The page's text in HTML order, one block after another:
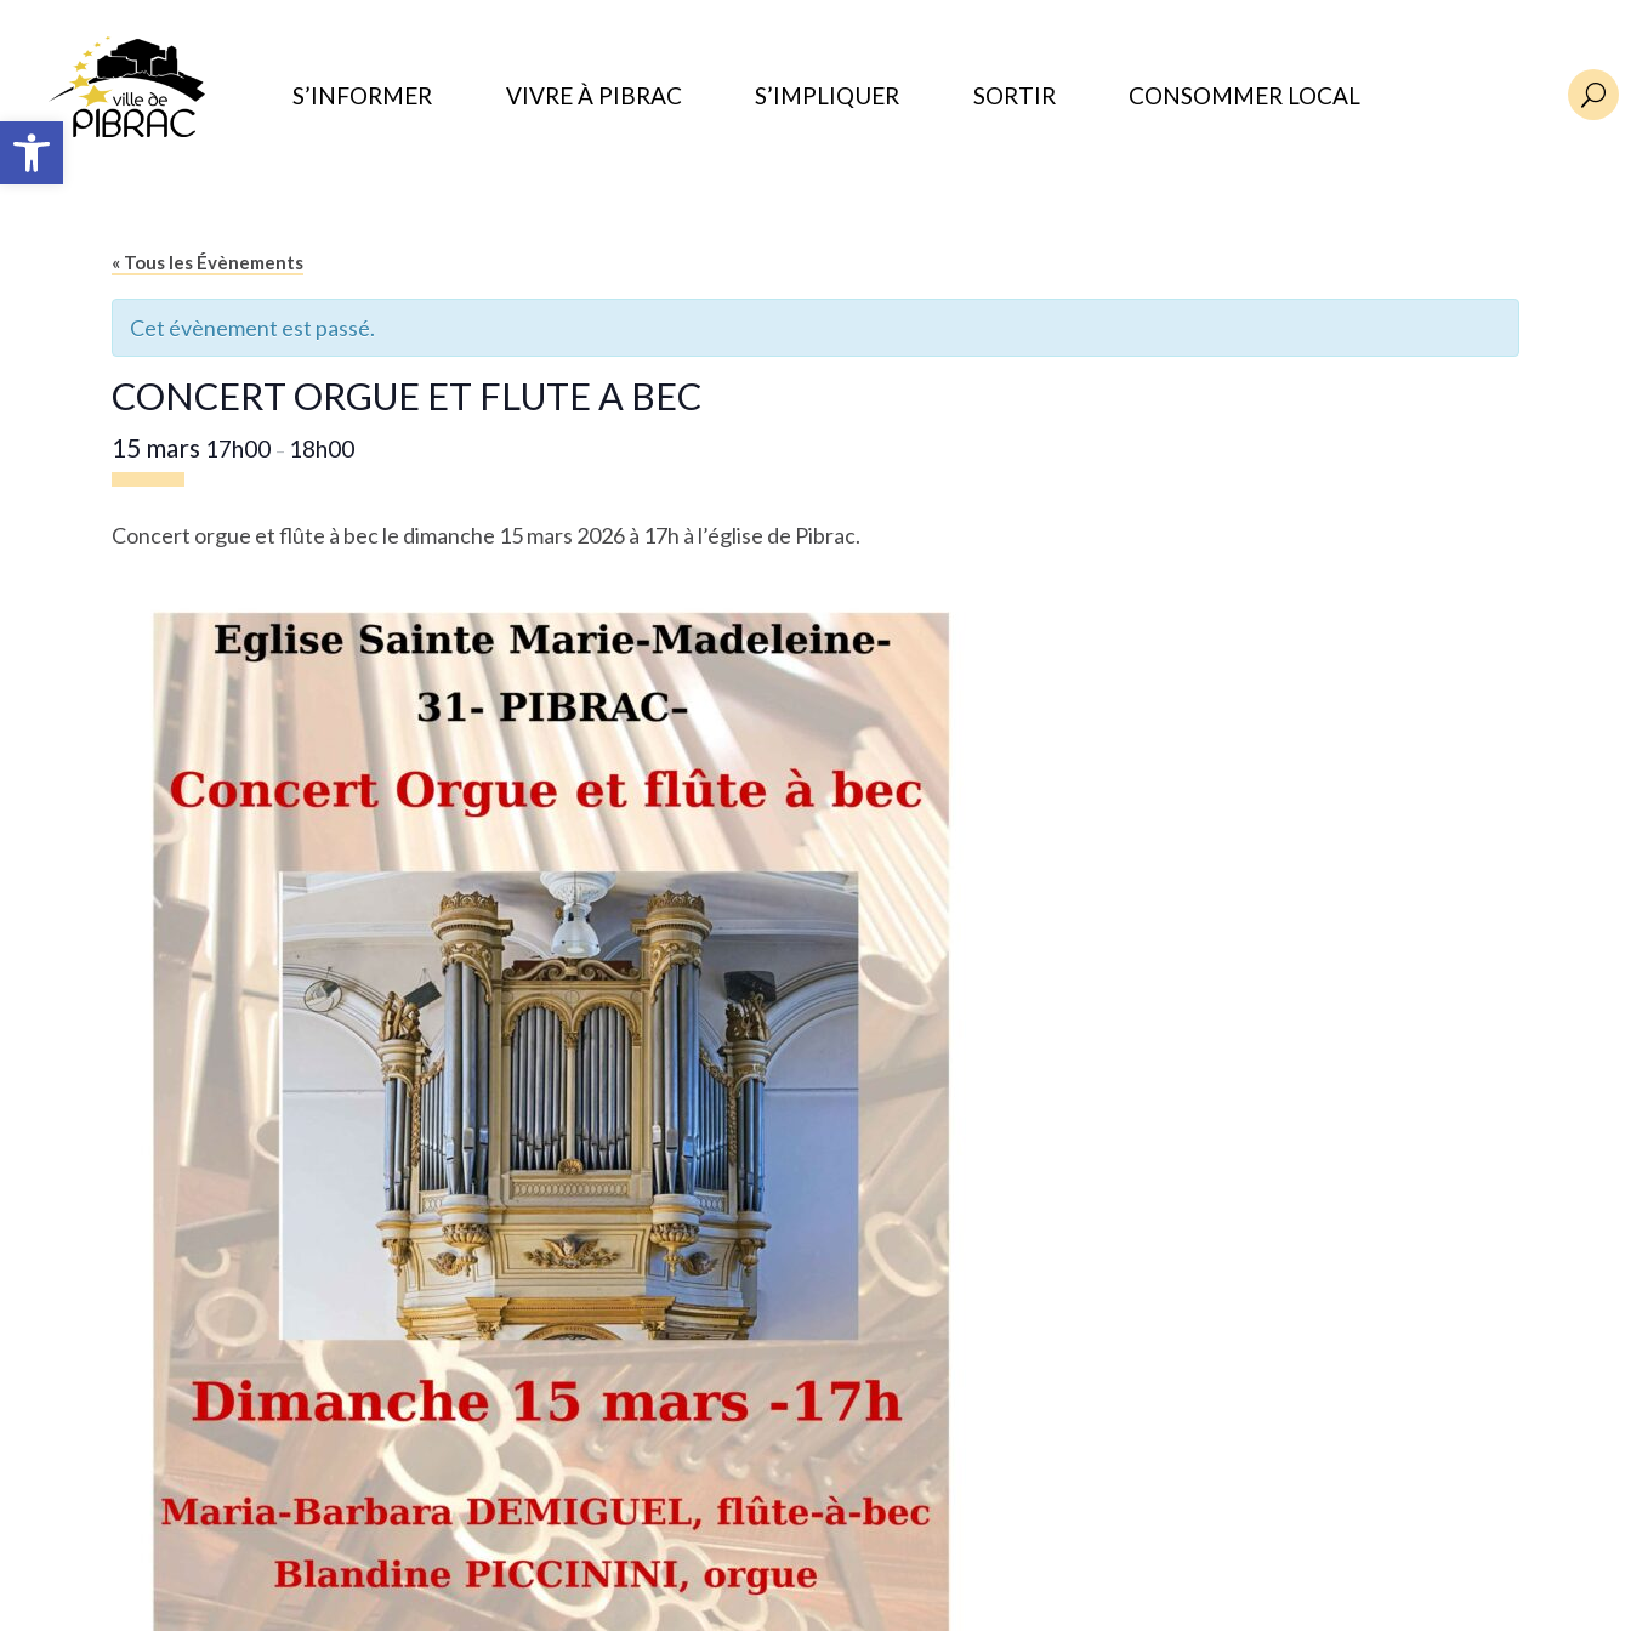
Ouvrir la barre d’outils
S’INFORMER VIVRE À PIBRAC S’IMPLIQUER SORTIR CONSOMMER LOCAL U
« Tous les Évènements
Cet évènement est passé.
CONCERT ORGUE ET FLUTE A BEC
15 mars 17h00 – 18h00
Concert orgue et flûte à bec le dimanche 15 mars 2026 à 17h à l’église de Pibrac.